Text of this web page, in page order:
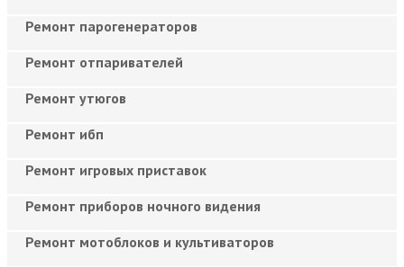
Ремонт парогенераторов
Ремонт отпаривателей
Ремонт утюгов
Ремонт ибп
Ремонт игровых приставок
Ремонт приборов ночного видения
Ремонт мотоблоков и культиваторов